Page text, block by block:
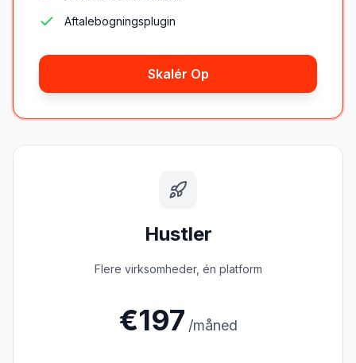
Aftalebogningsplugin
Skalér Op
Hustler
Flere virksomheder, én platform
€197 /måned